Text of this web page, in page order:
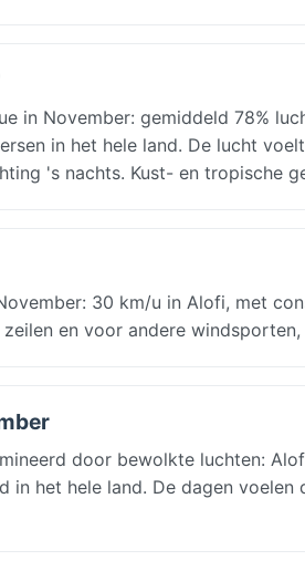
in November: gemiddeld 78%
in het hele land. De lucht
's nachts. Kust- en tropische
30 km/u in Alofi, met
en voor andere
door bewolkte luchten:
in het hele land. De dagen